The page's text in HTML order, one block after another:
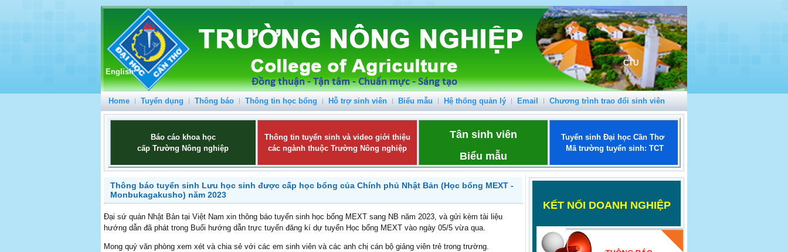
CTU
English
Home Tuyển dụng Thông báo Thông tin học bổng Hỗ trợ sinh viên Biểu mẫu Hệ thống quản lý Email Chương trình trao đổi sinh viên
Báo cáo khoa học
cấp Trường Nông nghiệp
Thông tin tuyển sinh và video giới thiệu
các ngành thuộc Trường Nông nghiệp
Tân sinh viên
Biểu mẫu
Tuyển sinh Đại học Cần Thơ
Mã trường tuyển sinh: TCT
Thông báo tuyển sinh Lưu học sinh được cấp học bổng của Chính phủ Nhật Bản (Học bổng MEXT -
Monbukagakusho) năm 2023
Đại sứ quán Nhật Bản tại Việt Nam xin thông báo tuyển sinh học bổng MEXT sang NB năm 2023, và gửi kèm tài liệu
hướng dẫn đã phát trong Buổi hướng dẫn trực tuyến đăng kí dự tuyển Học bổng MEXT vào ngày 05/5 vừa qua.
Mong quý văn phòng xem xét và chia sẻ với các em sinh viên và các anh chị cán bộ giảng viên trẻ trong trường.
KẾT NỐI DOANH NGHIỆP